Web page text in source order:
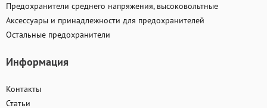
Предохранители среднего напряжения, высоковольтные
Аксессуары и принадлежности для предохранителей
Остальные предохранители
Информация
Контакты
Статьи